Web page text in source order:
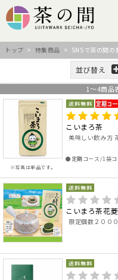
トップ > 特集商品 > SNSで茶の間の
並び替え
1 ～4商品
※写真は単品です。
こいまろ茶
美味しい飲み方
●定期コース/1袋コ
こいまろ茶花
限定個数２００